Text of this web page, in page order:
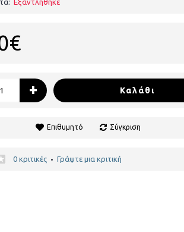
Εξαντλήθηκε
+ Καλάθι
Επιθυμητό Σύγκριση
0 κριτικές • Γράψτε μια κριτική